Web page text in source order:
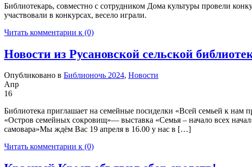
Библиотекарь, совместно с сотрудником Дома культуры провели
участвовали в конкурсах, весело играли.
Читать комментарии к (0)
Новости из Русановской сельской
Опубликовано в Библионочь 2024, Новости
Апр
16
Библиотека приглашает на семейные посиделки «Всей семьей к
«Остров семейных сокровищ»— выставка «Семья – начало всех
самовара»Мы ждём Вас 19 апреля в 16.00 у нас в […]
Читать комментарии к (0)